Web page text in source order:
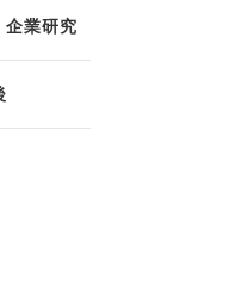
企業研究